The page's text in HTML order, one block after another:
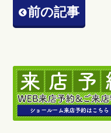
前の記事